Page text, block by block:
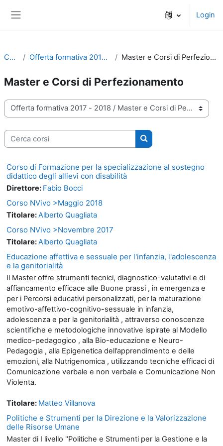
Login
Corsi Offerta formativa 2017 - 2018 Master e Corsi di Perfezionamento
Master e Corsi di Perfezionamento
Categorie di corso
Cerca corsi
Cerca corsi
Corso di Formazione per la specializzazione al sostegno
didattico degli allievi con disabilità
Direttore: Fabio Bocci
Corso NVivo >Maggio 2018
Titolare:Alberto Quagliata
Corso NVivo >Novembre 2017
Titolare:Alberto Quagliata
Educazione affettiva e sessuale per l'infanzia, l'adolescenza
e la genitorialità
Il Master offre strumenti tecnici, diagnostico-valutativi e di
affiancamento efficace alle Buone prassi , in emergenza e
per i Percorsi educativi personalizzati, per la maturazione
emotivo-affettivo-cognitivo-sessuale in infanzia,
adolescenza e per la genitorialità , attraverso conoscenze
scientifiche e metodologiche innovative ispirate al Modello
medico-pedagogico , alla Bio-educazione e Neuro-
Pedagogia , alla Epigenetica dell’apprendimento e delle
emozioni, alla Nutrigenomica , utilizzando tecniche efficaci di
Comunicazione verbale e non verbale e Comunicazione Non
Violenta.
Titolare: Matteo Villanova
Politiche e Strumenti per la Direzione e la Valorizzazione
delle Risorse Umane
Master di I livello "Politiche e Strumenti per la Gestione e la